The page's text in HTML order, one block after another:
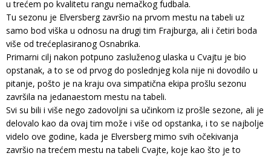
u trećem po kvalitetu rangu nemačkog fudbala.
Tu sezonu je Elversberg završio na prvom mestu na tabeli uz
samo bod viška u odnosu na drugi tim Frajburga, ali i četiri boda
više od trećeplasiranog Osnabrika.
Primarni cilj nakon potpuno zasluženog ulaska u Cvajtu je bio
opstanak, a to se od prvog do poslednjeg kola nije ni dovodilo u
pitanje, pošto je na kraju ova simpatična ekipa prošlu sezonu
završila na jedanaestom mestu na tabeli.
Svi su bili i više nego zadovoljni sa učinkom iz prošle sezone, ali je
delovalo kao da ovaj tim može i više od opstanka, i to se najbolje
videlo ove godine, kada je Elversberg mimo svih očekivanja
završio na trećem mestu na tabeli Cvajte, koje kao što je to